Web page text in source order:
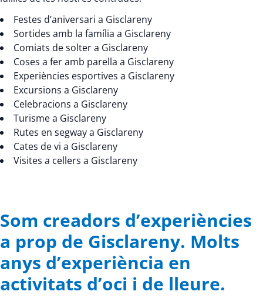
Festes d’aniversari a Gisclareny
Sortides amb la família a Gisclareny
Comiats de solter a Gisclareny
Coses a fer amb parella a Gisclareny
Experiències esportives a Gisclareny
Excursions a Gisclareny
Celebracions a Gisclareny
Turisme a Gisclareny
Rutes en segway a Gisclareny
Cates de vi a Gisclareny
Visites a cellers a Gisclareny
Som creadors d’experiències
a prop de Gisclareny. Molts
anys d’experiència en
activitats d’oci i de lleure.